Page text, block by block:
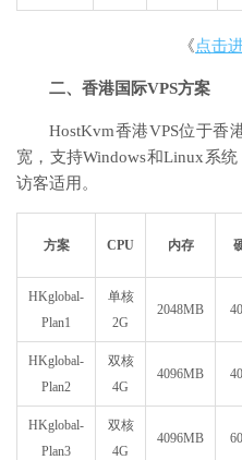
《点击
二、香港国际VPS方案
HostKvm香港VPS位于香
宽，支持Windows和Linux系
访客适用。
方案 CPU 内存
HKglobal-
Plan1
单核
2G
2048MB
HKglobal-
Plan2
双核
4G
4096MB
HKglobal-
Plan3
双核
4G
4096MB